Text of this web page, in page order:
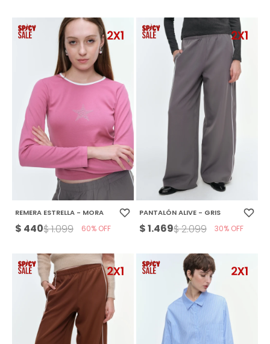
REMERA ESTRELLA - MORA
$ 440$1.099 60
PANTALÓN ALIVE - GRIS
$1.469$2.099 30